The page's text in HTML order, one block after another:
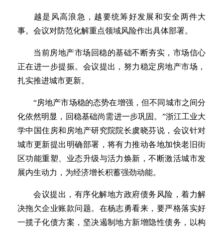
越是风高浪急，越要统筹好发展和安全两件大
事。会议对防范化解重点领域风险作出具体部署。
当前房地产市场回稳的基础不断夯实，市场信心
正在进一步提振。会议提出，努力稳定房地产市场，
扎实推进城市更新。
“房地产市场稳的态势在增强，但不同城市之间分
化依然明显，回稳基础尚需进一步巩固。”浙江工业大
学中国住房和房地产研究院院长虞晓芬说，会议针对
城市更新提出明确部署，将有力推动各地加快老旧街
区功能重塑、业态升级与活力焕新，不断激活城市发
展内生动力，为经济增长积蓄强劲动能。
会议提出，有序化解地方政府债务风险，着力解
决拖欠企业账款问题。在杨志勇看来，要严格落实好
一揽子化债方案，坚决遏制地方新增隐性债务，以构